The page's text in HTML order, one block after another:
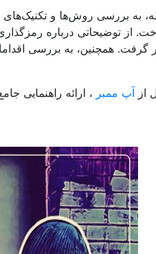
به بررسی روش‌ها و
از توضیحاتی درباره
گرفت. همچنین، به بررسی
از آپ ممبر ، ارائه راهنمایی